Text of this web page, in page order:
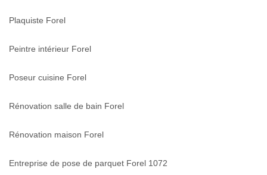
Plaquiste Forel
Peintre intérieur Forel
Poseur cuisine Forel
Rénovation salle de bain Forel
Rénovation maison Forel
Entreprise de pose de parquet Forel 1072